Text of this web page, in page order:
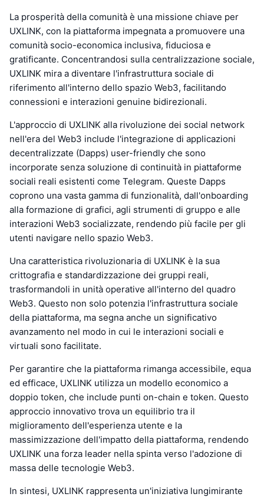
La prosperità della comunità è una missione chiave per
UXLINK, con la piattaforma impegnata a promuovere una
comunità socio-economica inclusiva, fiduciosa e
gratificante. Concentrandosi sulla centralizzazione sociale,
UXLINK mira a diventare l'infrastruttura sociale di
riferimento all'interno dello spazio Web3, facilitando
connessioni e interazioni genuine bidirezionali.
L'approccio di UXLINK alla rivoluzione dei social network
nell'era del Web3 include l'integrazione di applicazioni
decentralizzate (Dapps) user-friendly che sono
incorporate senza soluzione di continuità in piattaforme
sociali reali esistenti come Telegram. Queste Dapps
coprono una vasta gamma di funzionalità, dall'onboarding
alla formazione di grafici, agli strumenti di gruppo e alle
interazioni Web3 socializzate, rendendo più facile per gli
utenti navigare nello spazio Web3.
Una caratteristica rivoluzionaria di UXLINK è la sua
crittografia e standardizzazione dei gruppi reali,
trasformandoli in unità operative all'interno del quadro
Web3. Questo non solo potenzia l'infrastruttura sociale
della piattaforma, ma segna anche un significativo
avanzamento nel modo in cui le interazioni sociali e
virtuali sono facilitate.
Per garantire che la piattaforma rimanga accessibile, equa
ed efficace, UXLINK utilizza un modello economico a
doppio token, che include punti on-chain e token. Questo
approccio innovativo trova un equilibrio tra il
miglioramento dell'esperienza utente e la
massimizzazione dell'impatto della piattaforma, rendendo
UXLINK una forza leader nella spinta verso l'adozione di
massa delle tecnologie Web3.
In sintesi, UXLINK rappresenta un'iniziativa lungimirante